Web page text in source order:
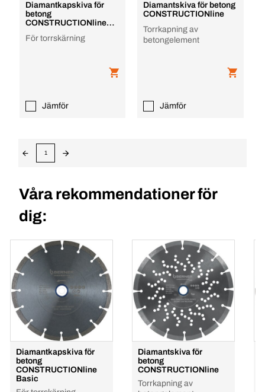
Diamantkapskiva för
betong
CONSTRUCTIONline
För torrskärning
Jämför
Diamantskiva för betong
CONSTRUCTIONline
Torrkapning av
betongelement
Jämför
1
Våra rekommendationer för
dig:
Diamantkapskiva för
betong
CONSTRUCTIONline
Basic
Diamantskiva för
betong
CONSTRUCTIONline
Torrkapning av